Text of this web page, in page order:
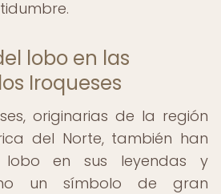
lobo en las
Iroqueses
originarias de la región
del Norte, también han
en sus leyendas y
un símbolo de gran